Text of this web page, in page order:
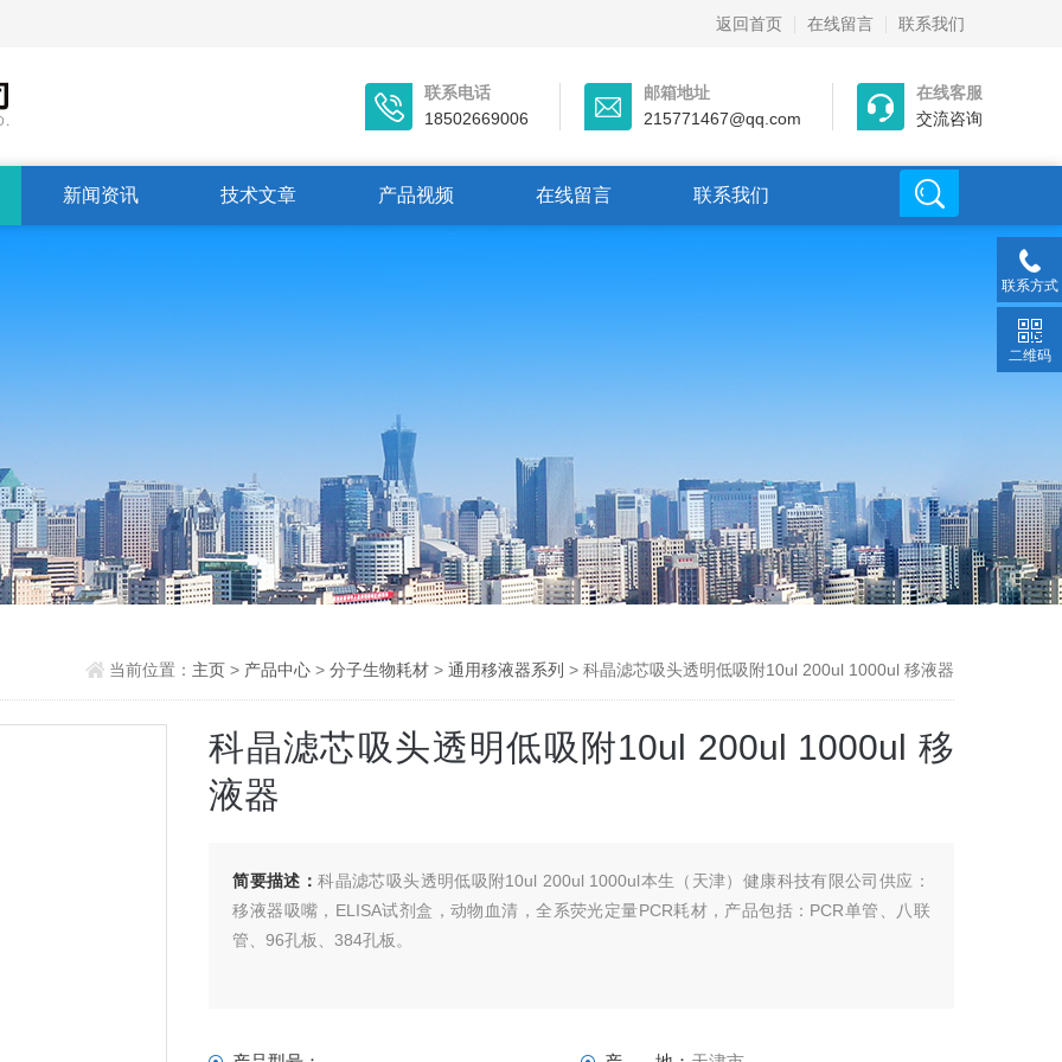
返回首页 在线留言 联系我们
联系电话
18502669006
邮箱地址
215771467@qq.com
在线客服
交流咨询
新闻资讯 技术文章 产品视频 在线留言 联系我们
当前位置： 主页 > 产品中心> 分子生物耗材> 通用移液器系列 > 科晶滤芯吸头透明低吸附10ul 200ul 1000ul 移液器
科晶滤芯吸头透明低吸附10ul 200ul 1000ul 移
液器
简要描述：科晶滤芯吸头透明低吸附10ul 200ul 1000ul本生（天津）健康科技有限公司供应：
移液器吸嘴，ELISA试剂盒，动物血清，全系荧光定量PCR耗材，产品包括：PCR单管、八联
管、96孔板、384孔板。
联系方式
二维码